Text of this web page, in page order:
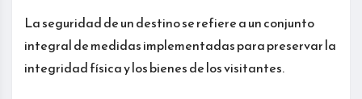
La seguridad de un destino se refiere a un conjunto
integral de medidas implementadas para preservar la
integridad física y los bienes de los visitantes.